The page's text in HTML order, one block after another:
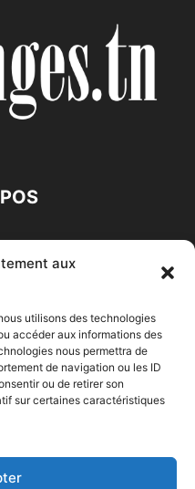
aux
utilisons des technologies
accéder aux informations des
nous permettra de
de navigation ou les ID
ou de retirer son
sur certaines caractéristiques
Entrepreneur